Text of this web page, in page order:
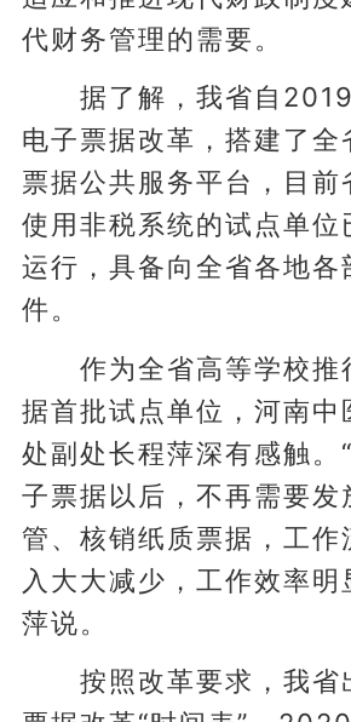
代财务管理的需要。
据了解，我省自2019
电子票据改革，搭建了全
票据公共服务平台，目前
使用非税系统的试点单位
运行，具备向全省各地各
件。
作为全省高等学校推
据首批试点单位，河南中
处副处长程萍深有感触。
子票据以后，不再需要发
管、核销纸质票据，工作
入大大减少，工作效率明
萍说。
按照改革要求，我省